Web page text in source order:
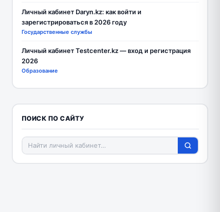
Личный кабинет Daryn.kz: как войти и
зарегистрироваться в 2026 году
Государственные службы
Личный кабинет Testcenter.kz — вход и регистрация
2026
Образование
ПОИСК ПО САЙТУ